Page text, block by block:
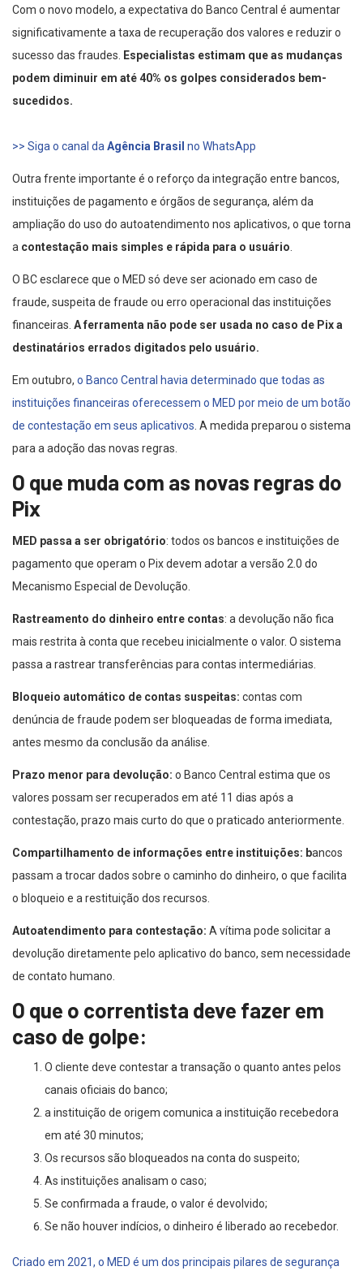
Com o novo modelo, a expectativa do Banco Central é aumentar
significativamente a taxa de recuperação dos valores e reduzir o
sucesso das fraudes. Especialistas estimam que as mudanças
podem diminuir em até 40% os golpes considerados bem-
sucedidos.
>> Siga o canal daAgência Brasil no WhatsApp
Outra frente importante é o reforço da integração entre bancos,
instituições de pagamento e órgãos de segurança, além da
ampliação do uso do autoatendimento nos aplicativos, o que torna
a contestação mais simples e rápida para o usuário.
O BC esclarece que o MED só deve ser acionado em caso de
fraude, suspeita de fraude ou erro operacional das instituições
financeiras. A ferramenta não pode ser usada no caso de Pix a
destinatários errados digitados pelo usuário.
Em outubro, o Banco Central havia determinado que todas as
instituições financeiras oferecessem o MED por meio de um botão
de contestação em seus aplicativos. A medida preparou o sistema
para a adoção das novas regras.
O que muda com as novas regras do
Pix
MED passa a ser obrigatório: todos os bancos e instituições de
pagamento que operam o Pix devem adotar a versão 2.0 do
Mecanismo Especial de Devolução.
Rastreamento do dinheiro entre contas: a devolução não fica
mais restrita à conta que recebeu inicialmente o valor. O sistema
passa a rastrear transferências para contas intermediárias.
Bloqueio automático de contas suspeitas: contas com
denúncia de fraude podem ser bloqueadas de forma imediata,
antes mesmo da conclusão da análise.
Prazo menor para devolução: o Banco Central estima que os
valores possam ser recuperados em até 11 dias após a
contestação, prazo mais curto do que o praticado anteriormente.
Compartilhamento de informações entre instituições: bancos
passam a trocar dados sobre o caminho do dinheiro, o que facilita
o bloqueio e a restituição dos recursos.
Autoatendimento para contestação: A vítima pode solicitar a
devolução diretamente pelo aplicativo do banco, sem necessidade
de contato humano.
O que o correntista deve fazer em
caso de golpe:
O cliente deve contestar a transação o quanto antes pelos
canais oficiais do banco;
a instituição de origem comunica a instituição recebedora
em até 30 minutos;
Os recursos são bloqueados na conta do suspeito;
As instituições analisam o caso;
Se confirmada a fraude, o valor é devolvido;
Se não houver indícios, o dinheiro é liberado ao recebedor.
Criado em 2021, o MED é um dos principais pilares de segurança